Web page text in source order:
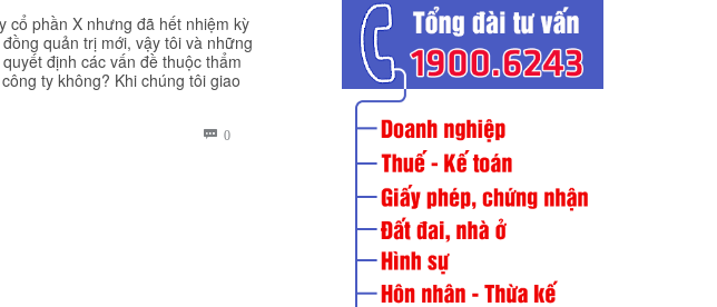
cổ phần X nhưng đã hết nhiệm kỳ
quản trị mới, vậy tôi và những
định các vấn đề thuộc thẩm
ty không? Khi chúng tôi giao
 0BÌNH